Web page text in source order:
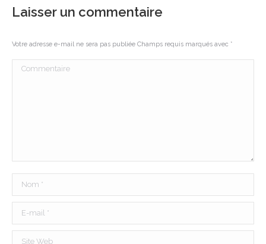
Laisser un commentaire
Votre adresse e-mail ne sera pas publiée Champs requis marqués avec *
Commentaire
Nom *
E-mail *
Site Web